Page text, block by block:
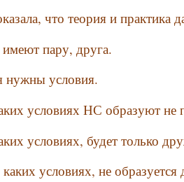
что теория и практика
пару, друга.
нужны условия.
условиях НС образуют не
условиях, будет только
условиях, не